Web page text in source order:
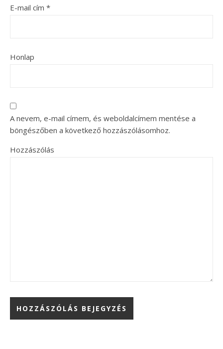
E-mail cím *
Honlap
A nevem, e-mail címem, és weboldalcímem mentése a
böngészőben a következő hozzászólásomhoz.
Hozzászólás